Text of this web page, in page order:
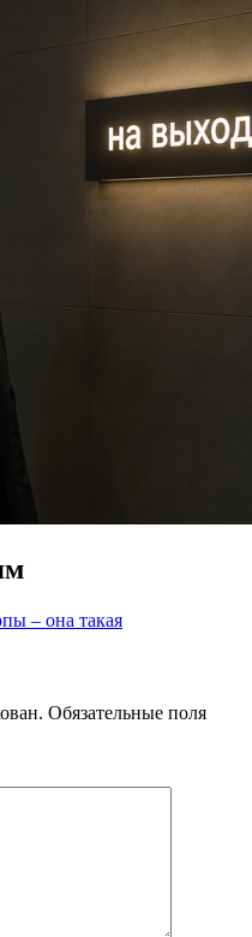
– она такая
Обязательные поля